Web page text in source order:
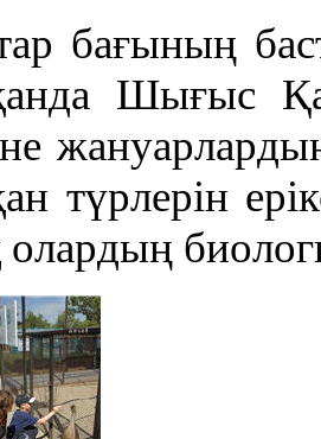
бағының
Шығыс
түрлерін